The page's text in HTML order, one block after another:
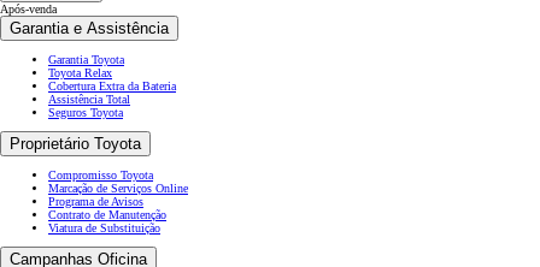
Após-venda
Garantia e Assistência
Garantia Toyota
Toyota Relax
Cobertura Extra da Bateria
Assistência Total
Seguros Toyota
Proprietário Toyota
Compromisso Toyota
Marcação de Serviços Online
Programa de Avisos
Contrato de Manutenção
Viatura de Substituição
Campanhas Oficina